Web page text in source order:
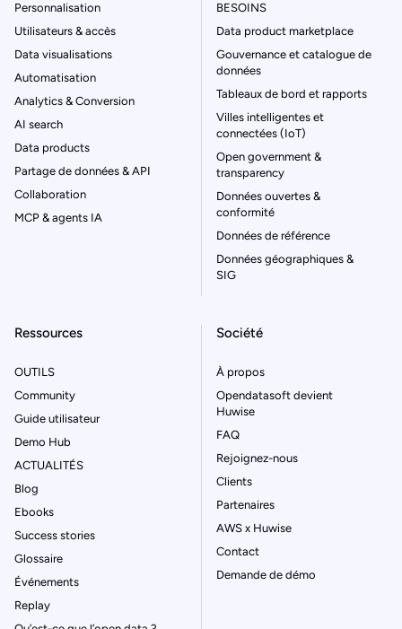
Personnalisation
Utilisateurs & accès
Data visualisations
Automatisation
Analytics & Conversion
AI search
Data products
Partage de données & API
Collaboration
MCP & agents IA
BESOINS
Data product marketplace
Gouvernance et catalogue de
données
Tableaux de bord et rapports
Villes intelligentes et
connectées (IoT)
Open government &
transparency
Données ouvertes &
conformité
Données de référence
Données géographiques &
SIG
Ressources
OUTILS
Community
Guide utilisateur
Demo Hub
ACTUALITÉS
Blog
Ebooks
Success stories
Glossaire
Événements
Replay
Société
À propos
Opendatasoft devient
Huwise
FAQ
Rejoignez-nous
Clients
Partenaires
AWS x Huwise
Contact
Demande de démo